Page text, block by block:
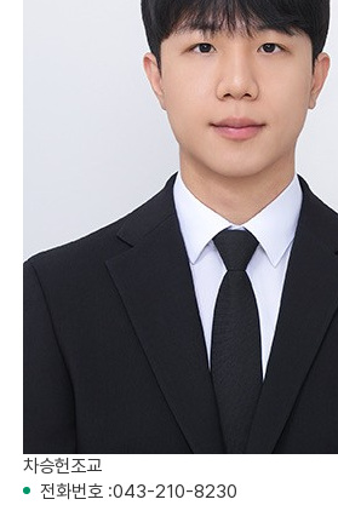
차승헌조교
전화번호 :043-210-8230